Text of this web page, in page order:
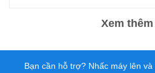
Xem thêm
Bạn cần hỗ trợ? Nhấc máy lên